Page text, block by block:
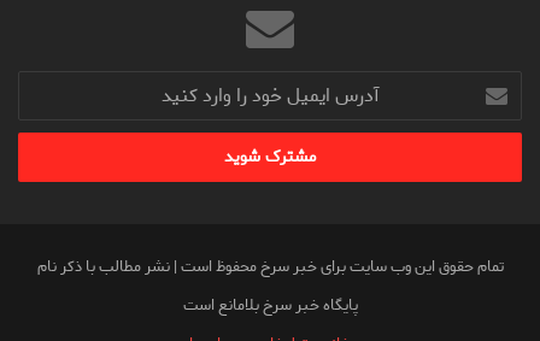
آدرس
ایمیل
خود
وارد
تمام حقوق این وب سایت برای خبر سرخ محفوظ است | نشر مطالب با ذکر نام
پایگاه خبر سرخ بلامانع است